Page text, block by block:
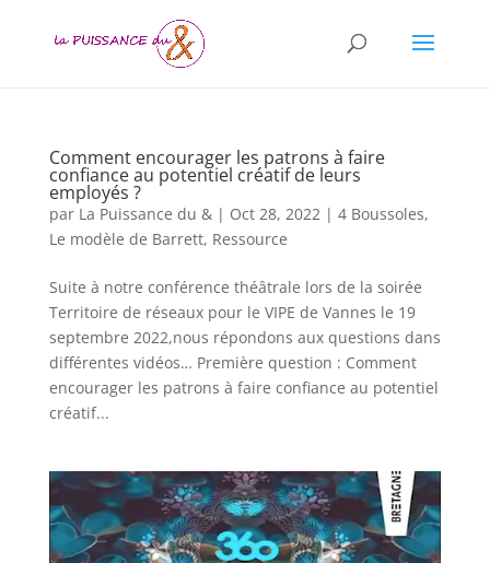
Comment encourager les patrons à faire
confiance au potentiel créatif de leurs
employés ?
par La Puissance du &| Oct 28, 2022| 4 Boussoles,
Le modèle de Barrett, Ressource
Suite à notre conférence théâtrale lors de la soirée
Territoire de réseaux pour le VIPE de Vannes le 19
septembre 2022,nous répondons aux questions dans
différentes vidéos… Première question : Comment
encourager les patrons à faire confiance au potentiel
créatif...